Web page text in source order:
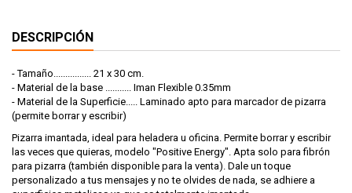
DESCRIPCIÓN
- Tamaño................ 21 x 30 cm.
- Material de la base ........... Iman Flexible 0.35mm
- Material de la Superficie..... Laminado apto para marcador de pizarra
(permite borrar y escribir)
Pizarra imantada, ideal para heladera u oficina. Permite borrar y escribir
las veces que quieras, modelo "Positive Energy". Apta solo para fibrón
para pizarra (también disponible para la venta). Dale un toque
personalizado a tus mensajes y no te olvides de nada, se adhiere a